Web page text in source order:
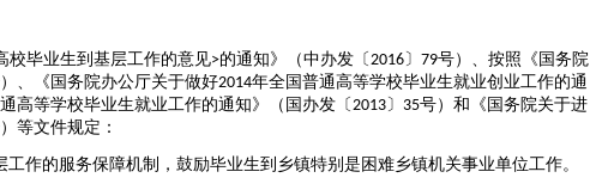
校毕业生到基层工作的意见>的通知》（中办发〔2016 〕79号）、按照《国务院
、《国务院办公厅关于做好2014年全国普通高等学校毕业生就业创业工作的通
高等学校毕业生就业工作的通知》（国办发〔2013 〕 35号）和《国务院关于进
等文件规定：
作的服务保障机制，鼓励毕业生到乡镇特别是困难乡镇机关事业单位工作。